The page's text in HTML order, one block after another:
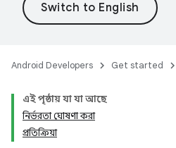
Android Developers Get started
এই পৃষ্ঠায় যা যা আছে
নির্ভরতা ঘোষণা করা
প্রতিক্রিয়া